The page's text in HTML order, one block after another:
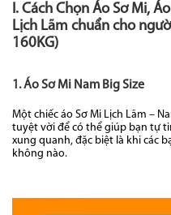
I. Cách Chọn Áo Sơ Mi,
Lịch Lãm chuẩn cho
160KG)
1. Áo Sơ Mi Nam Big Size
Một chiếc áo Sơ Mi Lịch Lãm –
tuyệt vời để có thể giúp bạn tự
xung quanh, đặc biệt là khi các
không nào.